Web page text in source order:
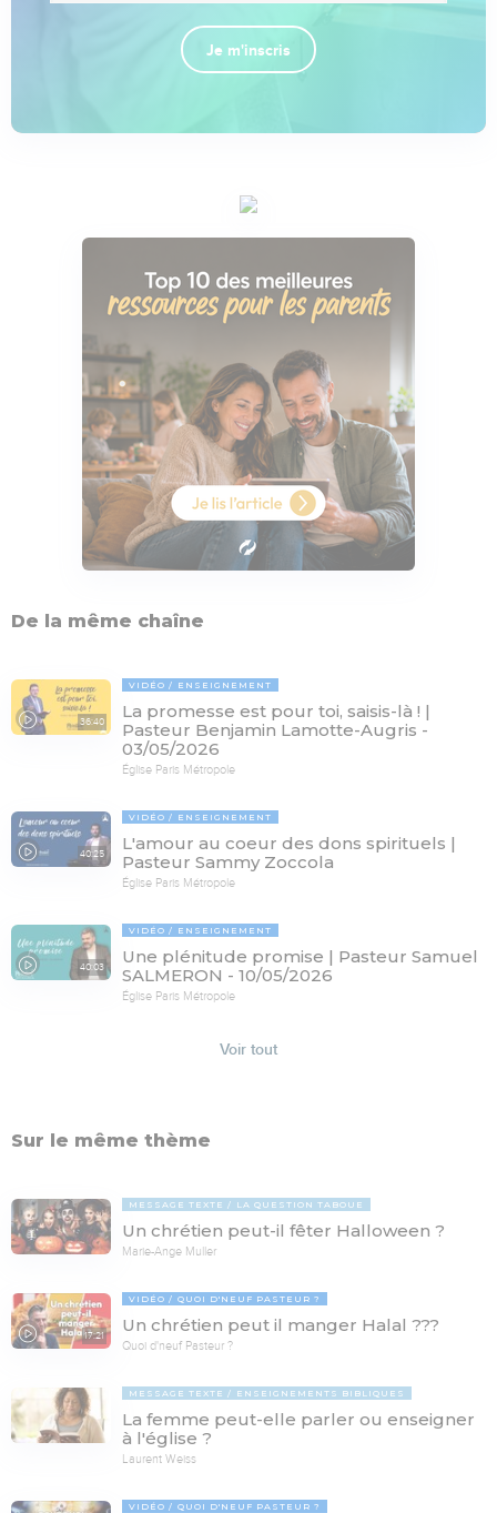
Je m'inscris
De la même chaîne
36:40
VIDÉO ENSEIGNEMENT
La promesse est pour toi, saisis-là ! |
Pasteur Benjamin Lamotte-Augris -
03/05/2026
Église Paris Métropole
40:25
VIDÉO ENSEIGNEMENT
L'amour au coeur des dons spirituels |
Pasteur Sammy Zoccola
Église Paris Métropole
40:03
VIDÉO ENSEIGNEMENT
Une plénitude promise | Pasteur Samuel
SALMERON - 10/05/2026
Église Paris Métropole
Voir tout
Sur le même thème
MESSAGE TEXTE LA QUESTION TABOUE
Un chrétien peut-il fêter Halloween ?
Marie-Ange Muller
17:21
VIDÉO QUOI D'NEUF PASTEUR ?
Un chrétien peut il manger Halal ???
Quoi d'neuf Pasteur ?
MESSAGE TEXTE ENSEIGNEMENTS BIBLIQUES
La femme peut-elle parler ou enseigner
à l'église ?
Laurent Weiss
VIDÉO QUOI D'NEUF PASTEUR ?